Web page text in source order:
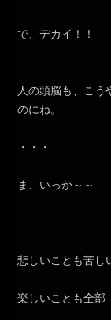
で、デカイ！！
人の頭脳も、こう
のにね。
・・・
ま、いっか～～
悲しいことも苦し
楽しいことも全部